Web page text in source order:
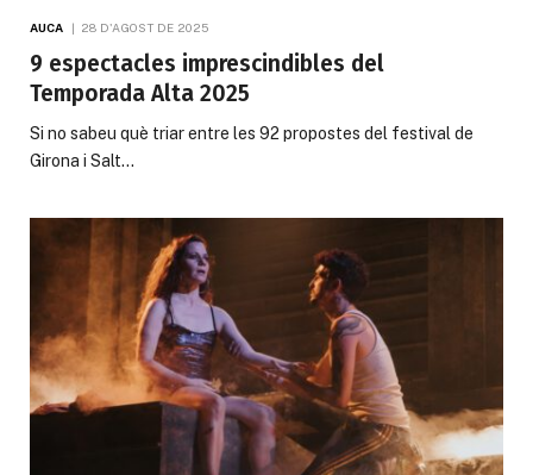
AUCA 28 D'AGOST DE 2025
9 espectacles imprescindibles del
Temporada Alta 2025
Si no sabeu què triar entre les 92 propostes del festival de
Girona i Salt…